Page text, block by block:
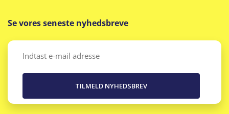
Se vores seneste nyhedsbreve
Email